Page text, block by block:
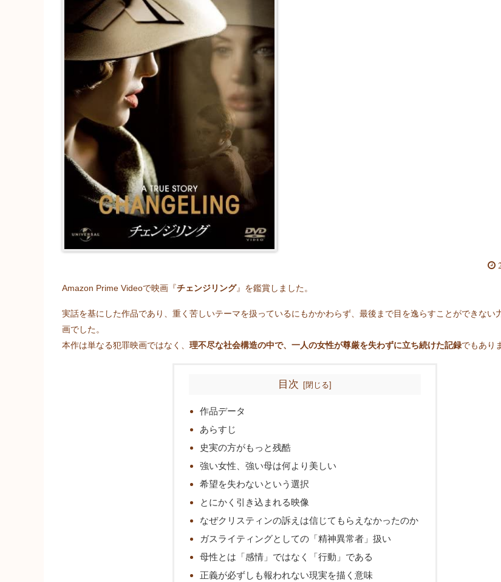
Amazon Prime Videoで映画『チェンジリング』を鑑賞しました。
実話を基にした作品であり、重く苦しいテーマを扱っているにもかかわらず、最後まで目を逸らすことができない
画でした。
本作は単なる犯罪映画ではなく、 理不尽な社会構造の中で、一人の女性が尊厳を失わずに立ち続けた記録でもあり
目次
作品データ
あらすじ
史実の方がもっと残酷
強い女性、強い母は何より美しい
希望を失わないという選択
とにかく引き込まれる映像
なぜクリスティンの訴えは信じてもらえなかったのか
ガスライティングとしての「精神異常者」扱い
母性とは「感情」ではなく「行動」である
正義が必ずしも報われない現実を描く意味